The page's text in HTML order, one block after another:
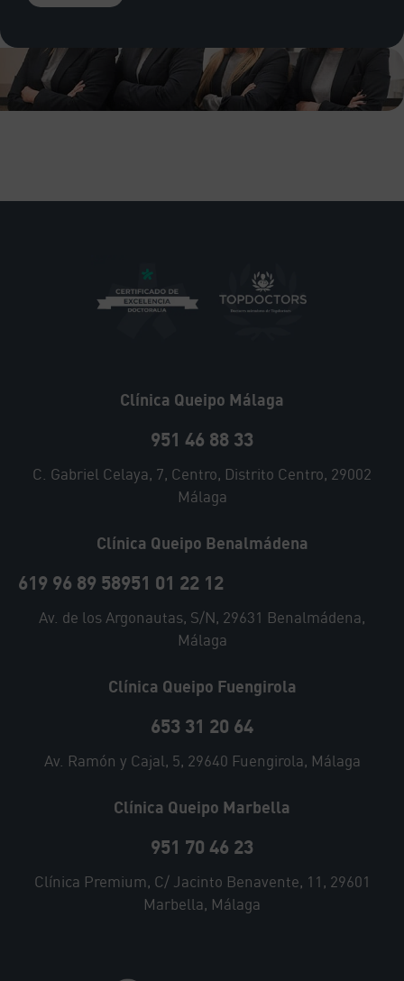
l
e
r
Clínica Queipo Málaga
951 46 88 33
C. Gabriel Celaya, 7, Centro, Distrito Centro, 29002
Málaga
Clínica Queipo Benalmádena
619 96 89 58951 01 22 12
Av. de los Argonautas, S/N, 29631 Benalmádena,
Málaga
Clínica Queipo Fuengirola
653 31 20 64
Av. Ramón y Cajal, 5, 29640 Fuengirola, Málaga
Clínica Queipo Marbella
951 70 46 23
Clínica Premium, C/ Jacinto Benavente, 11, 29601
Marbella, Málaga